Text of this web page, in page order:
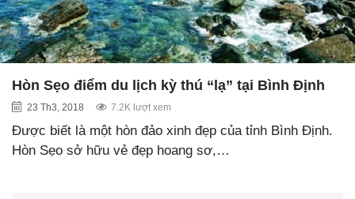
Hòn Sẹo điểm du lịch kỳ thú “lạ” tại Bình Định
23 Th3, 2018 7.2K lượt xem
Được biết là một hòn đảo xinh đẹp của tỉnh Bình Định.
Hòn Sẹo sở hữu vẻ đẹp hoang sơ,…